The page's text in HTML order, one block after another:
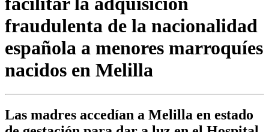
fraudulenta de la nacionalidad
española a menores marroquíes
nacidos en Melilla
Las madres accedían a Melilla en estado